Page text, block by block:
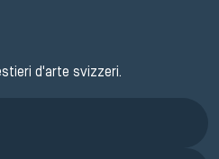
d'arte svizzeri.